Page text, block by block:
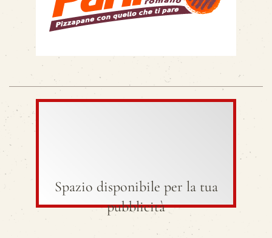
Spazio disponibile per la tua
pubblicità